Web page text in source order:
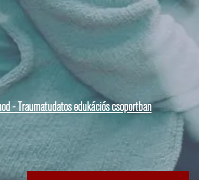
- Traumatudatos edukációs csoportban